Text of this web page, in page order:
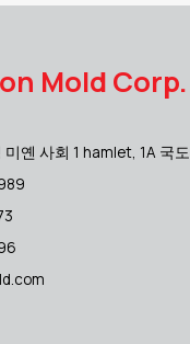
Mold Corp.
옌 사회 1 hamlet, 1A 국도